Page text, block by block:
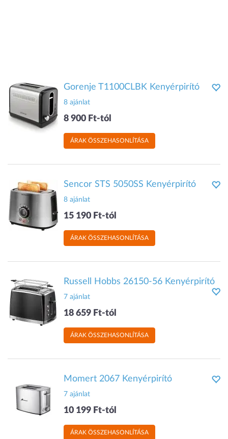
Gorenje T1100CLBK Kenyérpirító
8 ajánlat
8 900 Ft-tól
ÁRAK ÖSSZEHASONLÍTÁSA
Sencor STS 5050SS Kenyérpirító
8 ajánlat
15 190 Ft-tól
ÁRAK ÖSSZEHASONLÍTÁSA
Russell Hobbs 26150-56 Kenyérpirító
7 ajánlat
18 659 Ft-tól
ÁRAK ÖSSZEHASONLÍTÁSA
Momert 2067 Kenyérpirító
7 ajánlat
10 199 Ft-tól
ÁRAK ÖSSZEHASONLÍTÁSA